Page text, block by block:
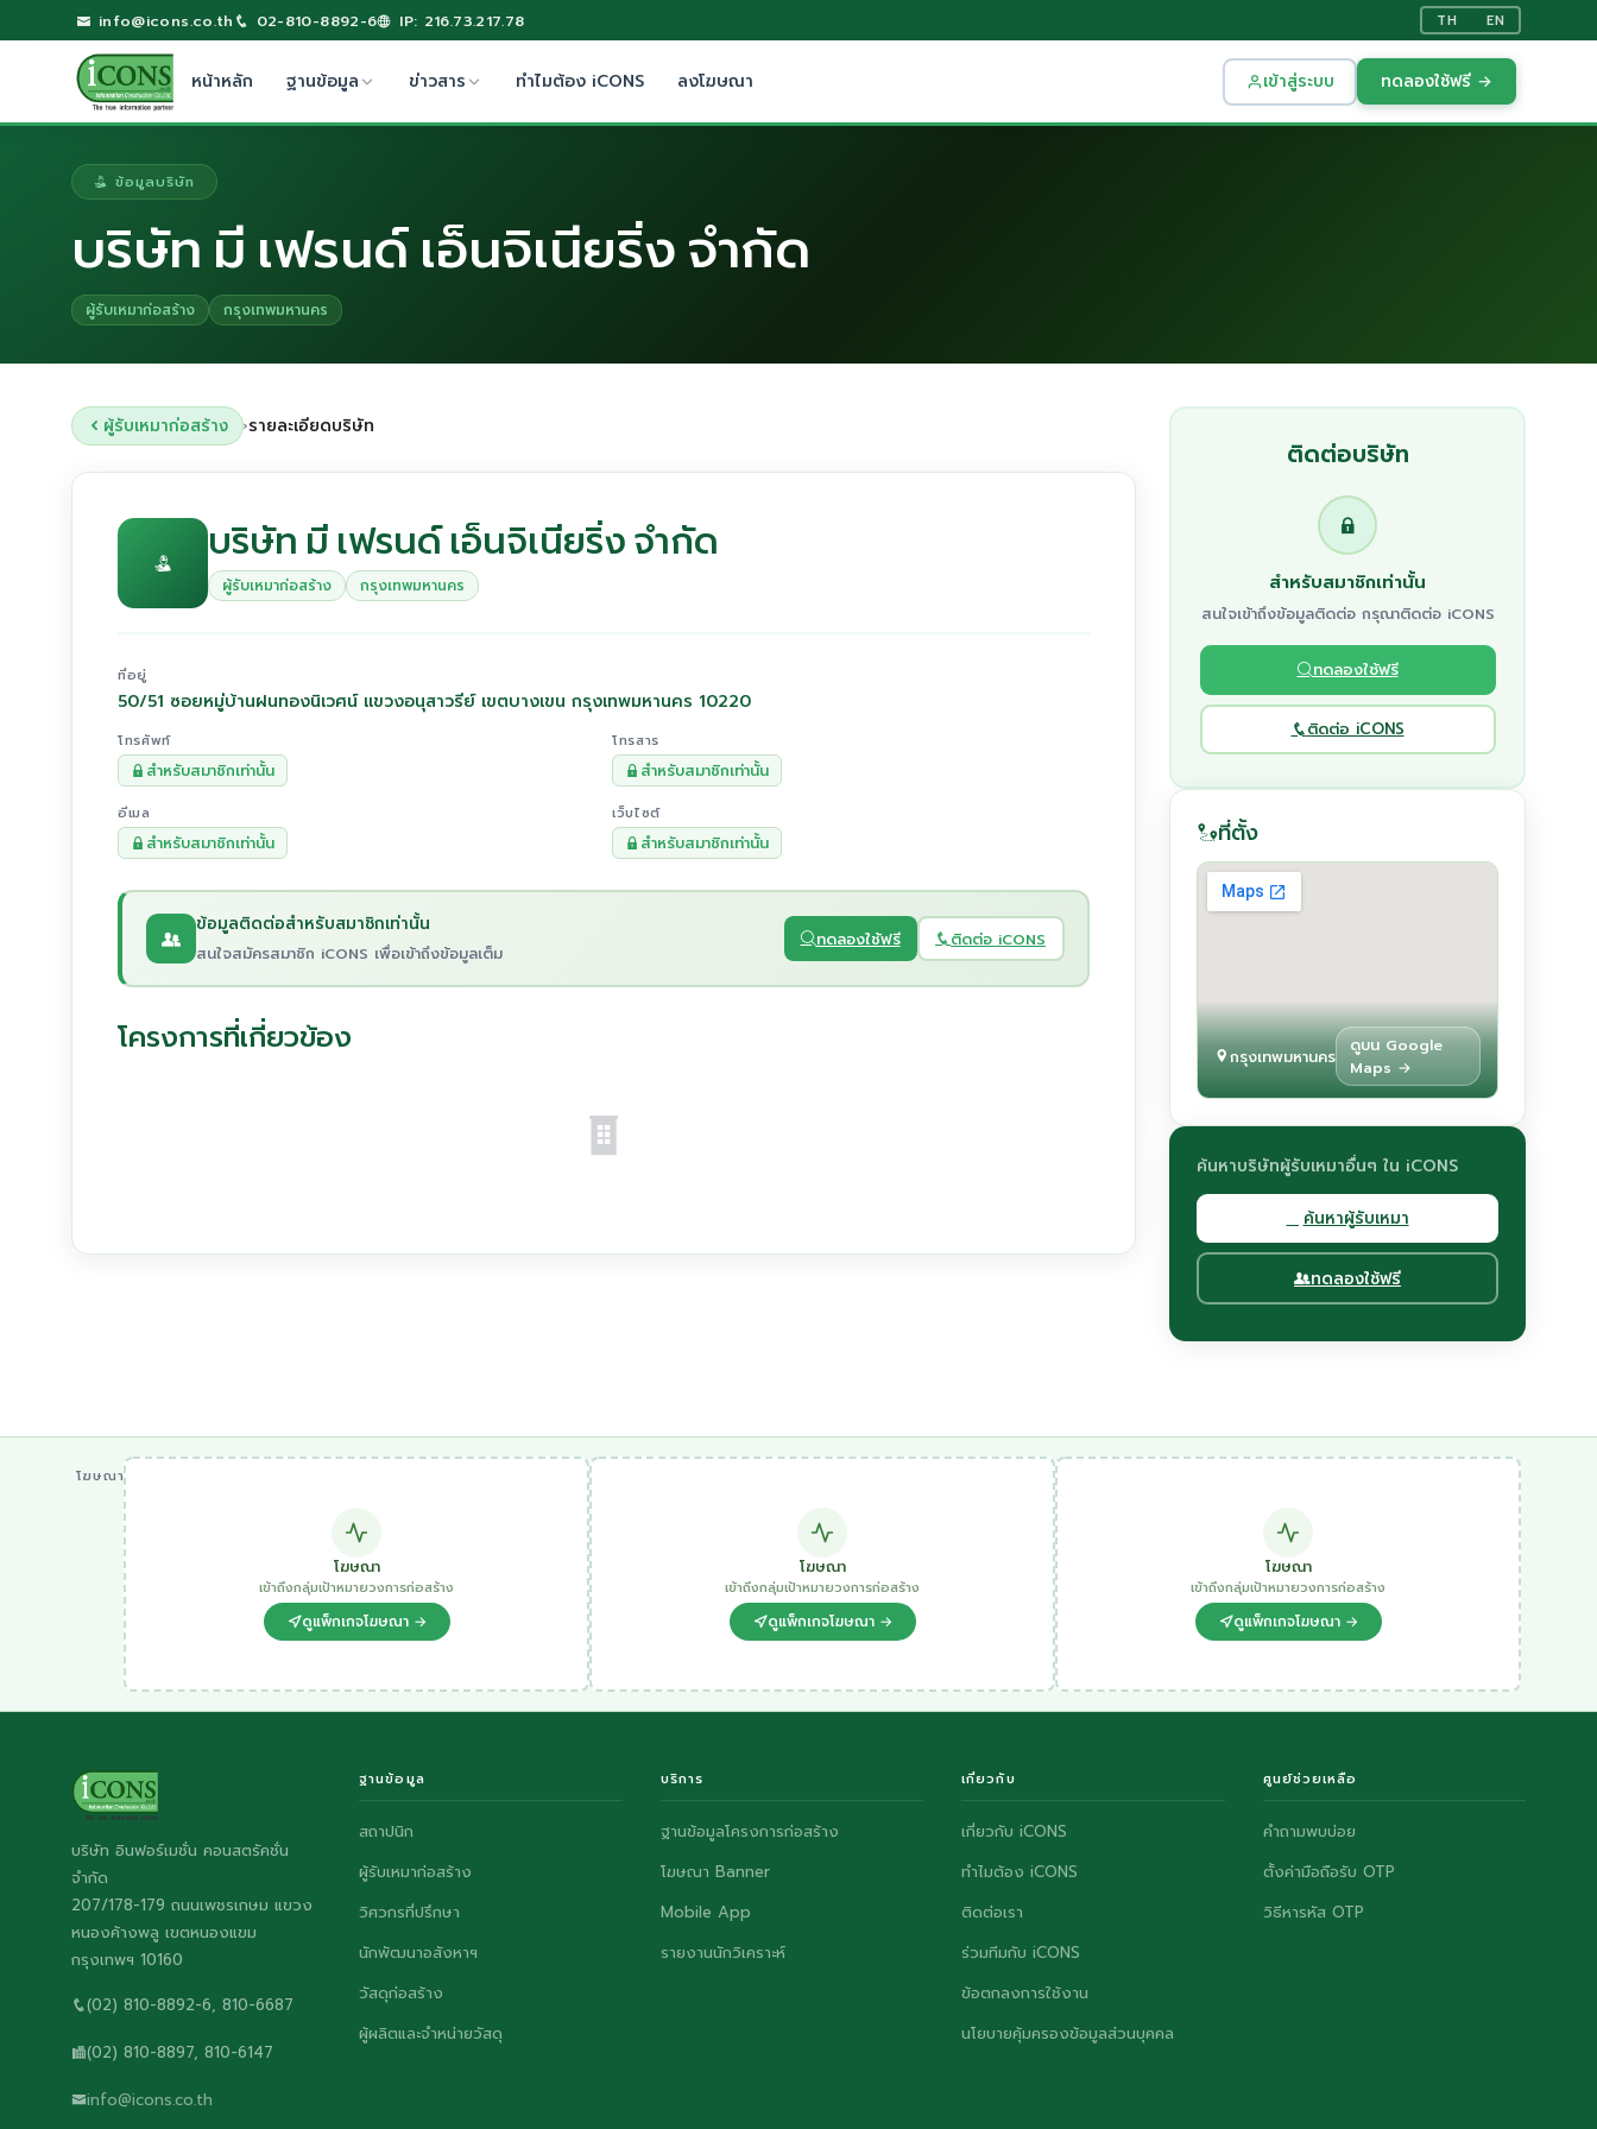
info@icons.co.th 02-810-8892-6 IP: 216.73.217.78 TH EN
หน้าหลัก ฐานข้อมูล ข่าวสาร ทำไมต้อง iCONS ลงโฆษณา เข้าสู่ระบบ ทดลองใช้ฟรี →
ข้อมูลบริษัท
บริษัท มี เฟรนด์ เอ็นจิเนียริ่ง จำกัด
ผู้รับเหมาก่อสร้าง กรุงเทพมหานคร
ผู้รับเหมาก่อสร้าง ›รายละเอียดบริษัท
บริษัท มี เฟรนด์ เอ็นจิเนียริ่ง จำกัด
ผู้รับเหมาก่อสร้าง กรุงเทพมหานคร
ที่อยู่
50/51 ซอยหมู่บ้านฝนทองนิเวศน์ แขวงอนุสาวรีย์ เขตบางเขน กรุงเทพมหานคร 10220
โทรศัพท์
สำหรับสมาชิกเท่านั้น
โทรสาร
สำหรับสมาชิกเท่านั้น
อีเมล
สำหรับสมาชิกเท่านั้น
เว็บไซต์
สำหรับสมาชิกเท่านั้น
ข้อมูลติดต่อสำหรับสมาชิกเท่านั้น
สนใจสมัครสมาชิก iCONS เพื่อเข้าถึงข้อมูลเต็ม
ทดลองใช้ฟรี ติดต่อ iCONS
โครงการที่เกี่ยวข้อง
ติดต่อบริษัท
สำหรับสมาชิกเท่านั้น
สนใจเข้าถึงข้อมูลติดต่อ กรุณาติดต่อ iCONS
ทดลองใช้ฟรี
ติดต่อ iCONS
ที่ตั้ง
กรุงเทพมหานคร
ดูบน Google
Maps →
ค้นหาบริษัทผู้รับเหมาอื่นๆ ใน iCONS
ค้นหาผู้รับเหมา
ทดลองใช้ฟรี
โฆษณา
โฆษณา
เข้าถึงกลุ่มเป้าหมายวงการก่อสร้าง
ดูแพ็กเกจโฆษณา →
โฆษณา
เข้าถึงกลุ่มเป้าหมายวงการก่อสร้าง
ดูแพ็กเกจโฆษณา →
โฆษณา
เข้าถึงกลุ่มเป้าหมายวงการก่อสร้าง
ดูแพ็กเกจโฆษณา →
บริษัท อินฟอร์เมชั่น คอนสตรัคชั่น
จำกัด
207/178-179 ถนนเพชรเกษม แขวง
หนองค้างพลู เขตหนองแขม
กรุงเทพฯ 10160
(02) 810-8892-6, 810-6687
(02) 810-8897, 810-6147
info@icons.co.th
ฐานข้อมูล
สถาปนิก
ผู้รับเหมาก่อสร้าง
วิศวกรที่ปรึกษา
นักพัฒนาอสังหาฯ
วัสดุก่อสร้าง
ผู้ผลิตและจำหน่ายวัสดุ
บริการ
ฐานข้อมูลโครงการก่อสร้าง
โฆษณา Banner
Mobile App
รายงานนักวิเคราะห์
เกี่ยวกับ
เกี่ยวกับ iCONS
ทำไมต้อง iCONS
ติดต่อเรา
ร่วมทีมกับ iCONS
ข้อตกลงการใช้งาน
นโยบายคุ้มครองข้อมูลส่วนบุคคล
ศูนย์ช่วยเหลือ
คำถามพบบ่อย
ตั้งค่ามือถือรับ OTP
วิธีหารหัส OTP